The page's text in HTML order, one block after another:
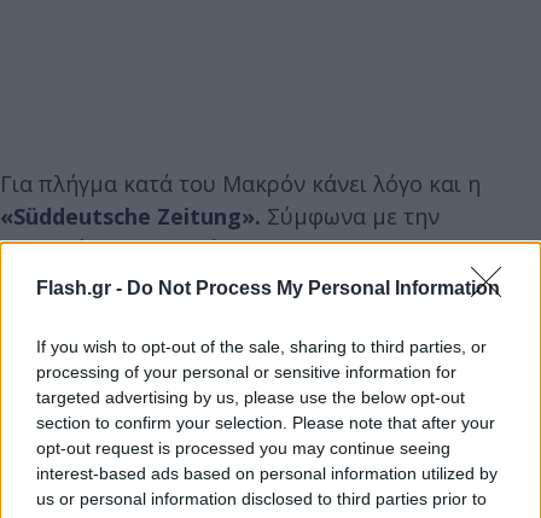
Flash.gr - Do Not Process My Personal Information
If you wish to opt-out of the sale, sharing to third parties, or
processing of your personal or sensitive information for
targeted advertising by us, please use the below opt-out
section to confirm your selection. Please note that after your
opt-out request is processed you may continue seeing
interest-based ads based on personal information utilized by
us or personal information disclosed to third parties prior to
Για πλήγμα κατά του Μακρόν κάνει λόγο και η
«Süddeutsche Zeitung». Σύμφωνα με την
εφημερίδα του Μονάχου,«οι βουλευτικές
εκλογές έγιναν εργαλείο τιμωρίας για τον
θριάμβευσε λίγο αυτή την Κυριακή, αλλά η Μαρίν
Λεπέν μπορεί να είναι χαρούμενη».